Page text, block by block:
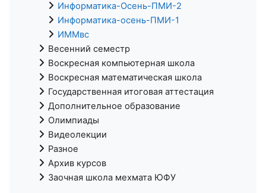
Информатика-Осень-ПМИ-2
Информатика-осень-ПМИ-1
ИММвс
Весенний семестр
Воскресная компьютерная школа
Воскресная математическая школа
Государственная итоговая аттестация
Дополнительное образование
Олимпиады
Видеолекции
Разное
Архив курсов
Заочная школа мехмата ЮФУ